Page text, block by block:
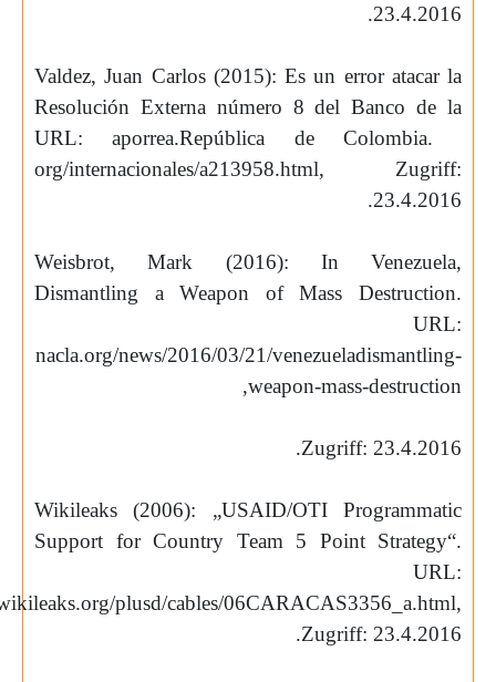
23.4.2016
.
Valdez, Juan Carlos (2015): Es un error atacar la
Resolución Externa número 8 del Banco de la
República de Colombia.
URL: aporrea.
org/internacionales/a213958.html, Zugriff:
23.4.2016
.
Weisbrot, Mark (2016): In Venezuela,
Dismantling a Weapon of Mass Destruction.
URL:
nacla.org/news/2016/03/21/venezueladismantling-
weapon-mass-destruction
,
Zugriff: 23.4.2016
.
Wikileaks (2006): „USAID/OTI Programmatic
Support for Country Team 5 Point Strategy“.
URL:
wikileaks.org/plusd/cables/06CARACAS3356_a.html,
Zugriff: 23.4.2016
.